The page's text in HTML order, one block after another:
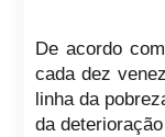
De acordo
cada dez
linha da
da